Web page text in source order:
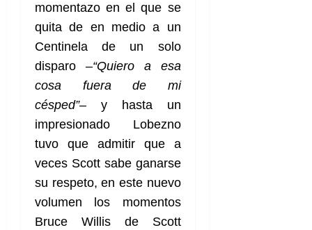
momentazo en el que se
quita de en medio a un
Centinela de un solo
disparo –“Quiero a esa
cosa fuera de mi
césped”– y hasta un
impresionado Lobezno
tuvo que admitir que a
veces Scott sabe ganarse
su respeto, en este nuevo
volumen los momentos
Bruce Willis de Scott